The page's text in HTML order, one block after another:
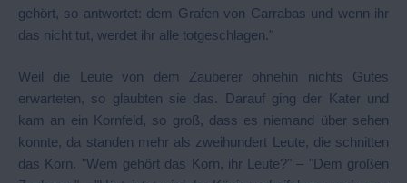
gehört, so antwortet: dem Grafen von Carrabas und wenn ihr
das nicht tut, werdet ihr alle totgeschlagen."
Weil die Leute von dem Zauberer ohnehin nichts Gutes
erwarteten, so glaubten sie das. Darauf ging der Kater und
kam an ein Kornfeld, so groß, dass es niemand über sehen
konnte, da standen mehr als zweihundert Leute, die schnitten
das Korn. "Wem gehört das Korn, ihr Leute?" – "Dem großen